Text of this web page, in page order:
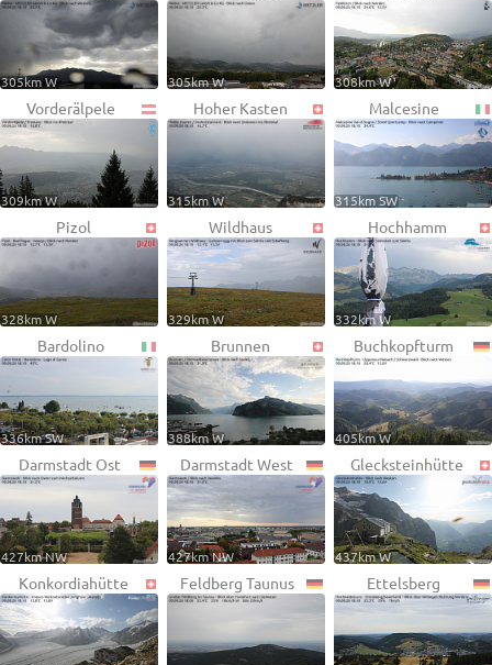
305km W 305km W 308km W
Vorderälpele
309km W
Hoher Kasten
315km W
Malcesine
315km SW
Pizol
328km W
Wildhaus
329km W
Hochhamm
332km W
Bardolino
336km SW
Brunnen
388km W
Buchkopfturm
405km W
Darmstadt Ost
427km NW
Darmstadt West
427km NW
Glecksteinhütte
437km W
Konkordiahütte Feldberg Taunus Ettelsberg